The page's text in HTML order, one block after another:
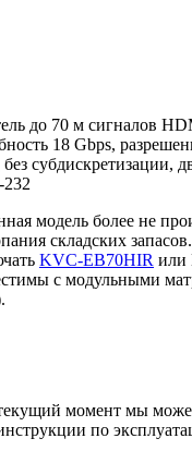
до 70 м сигналов
18 Gbps,
субдискретизации,
модель более не
складских
KVC-EB70HIR или
с модульными
момент мы
по